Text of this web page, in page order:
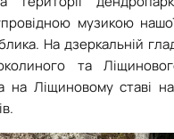
музикою
На дзеркальній
та
а на Ліщиновому ставі